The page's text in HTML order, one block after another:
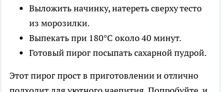
Выложить начинку, натереть сверху тесто
из морозилки.
Выпекать при 180°C около 40 минут.
Готовый пирог посыпать сахарной пудрой.
Этот пирог прост в приготовлении и отлично